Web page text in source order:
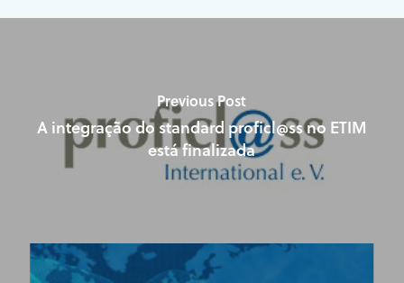
Previous Post
A integração do standard proficl@ss no ETIM
está finalizada